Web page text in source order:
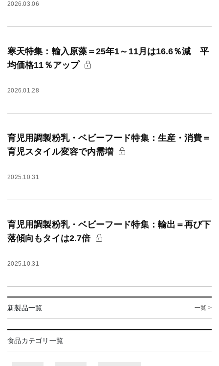
2026.03.06
寒天特集：輸入原藻＝25年1～11月は16.6％減 平
均価格11％アップ
2026.01.28
育児用調製粉乳・ベビーフード特集：生産・消費＝
育児スタイル変容で内需増
2025.10.31
育児用調製粉乳・ベビーフード特集：輸出＝再び下
落傾向もタイは2.7倍
2025.10.31
新製品一覧 一覧 >
食品カテゴリ一覧